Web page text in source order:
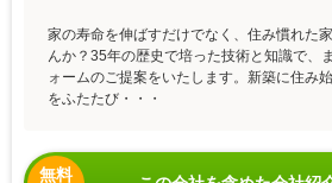
家の寿命を伸ばすだけでなく、住み慣れた
んか？35年の歴史で培った技術と知識で、
ォームのご提案をいたします。新築に住み
をふたたび・・・
無料